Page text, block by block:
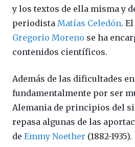
y los textos de ella misma y
periodista Matías Celedón.
Gregorio Moreno se ha
contenidos científicos.
Además de las dificultades
fundamentalmente por ser
Alemania de principios del
repasa algunas de las
de Emmy Noether (1882-1935).